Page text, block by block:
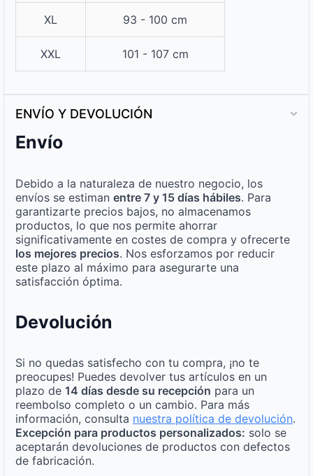
XL 93 - 100 cm
XXL 101 - 107 cm
ENVÍO Y DEVOLUCIÓN
Envío
Debido a la naturaleza de nuestro negocio, los
envíos se estiman entre 7 y 15 días hábiles. Para
garantizarte precios bajos, no almacenamos
productos, lo que nos permite ahorrar
significativamente en costes de compra y ofrecerte
los mejores precios. Nos esforzamos por reducir
este plazo al máximo para asegurarte una
satisfacción óptima.
Devolución
Si no quedas satisfecho con tu compra, ¡no te
preocupes! Puedes devolver tus artículos en un
plazo de 14 días desde su recepción para un
reembolso completo o un cambio. Para más
información, consulta nuestra política de devolución.
Excepción para productos personalizados: solo se
aceptarán devoluciones de productos con defectos
de fabricación.